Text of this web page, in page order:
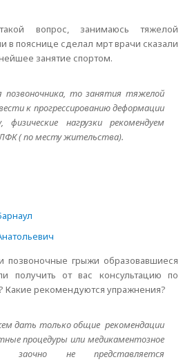
вопрос, занимаюсь тяжелой
в пояснице сделал мрт врачи сказали
занятие спортом.
позвоночника, то занятия тяжелой
к прогрессированию деформации
физические нагрузки рекомендуем
( по месту жительства).
позвоночные грыжи образовавшиеся
получить от вас консультацию по
Какие рекомендуются упражнения?
дать только общие рекомендации
процедуры или медикаментозное
заочно не представляется